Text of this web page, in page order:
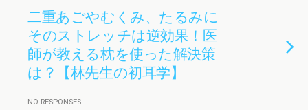
二重あごやむくみ、たるみに
そのストレッチは逆効果！医
師が教える枕を使った解決策
は？【林先生の初耳学】
NO RESPONSES